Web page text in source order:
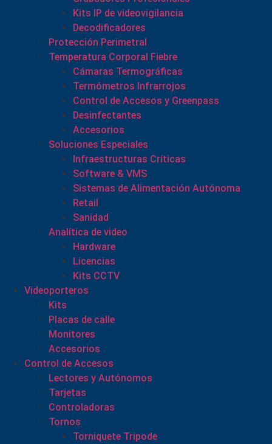
Kits IP de videovigilancia
Decodificadores
Protección Perimetral
Temperatura Corporal Fiebre
Cámaras Termográficas
Termómetros Infrarrojos
Control de Accesos y Greenpass
Desinfectantes
Accesorios
Soluciones Especiales
Infraestructuras Críticas
Software & VMS
Sistemas de Alimentación Autónoma
Retail
Sanidad
Analítica de video
Hardware
Licencias
Kits CCTV
Videoporteros
Kits
Placas de calle
Monitores
Accesorios
Control de Accesos
Lectores y Autónomos
Tarjetas
Controladoras
Tornos
Torniquete Tripode